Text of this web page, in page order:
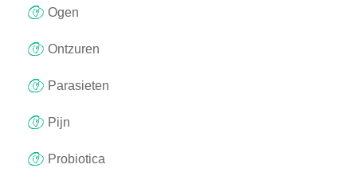
Ogen
Ontzuren
Parasieten
Pijn
Probiotica